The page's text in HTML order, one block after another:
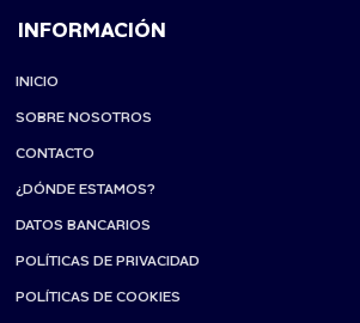
INFORMACIÓN
INICIO
SOBRE NOSOTROS
CONTACTO
¿DÓNDE ESTAMOS?
DATOS BANCARIOS
POLÍTICAS DE PRIVACIDAD
POLÍTICAS DE COOKIES